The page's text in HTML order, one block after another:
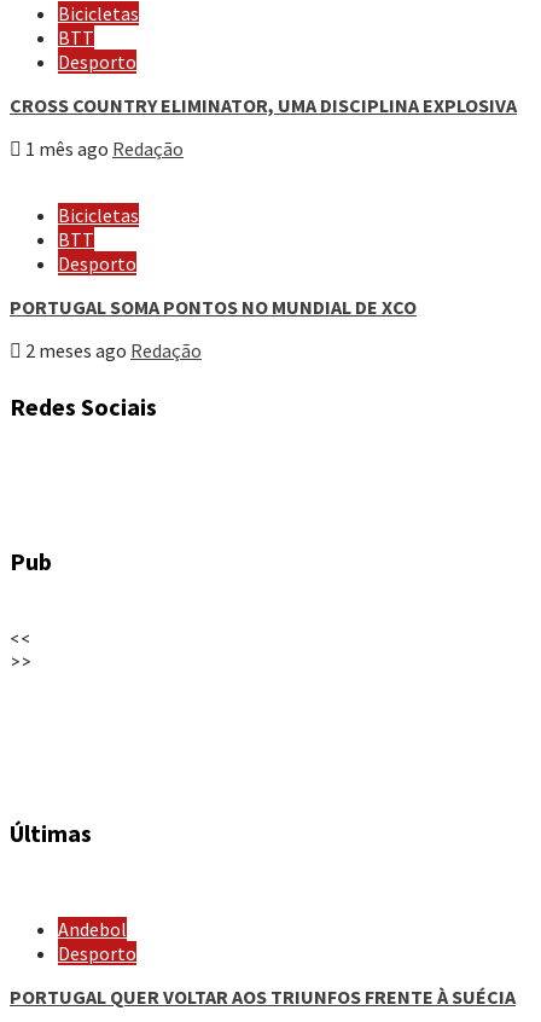
Bicicletas
BTT
Desporto
CROSS COUNTRY ELIMINATOR, UMA DISCIPLINA EXPLOSIVA
1 mês ago Redação
Bicicletas
BTT
Desporto
PORTUGAL SOMA PONTOS NO MUNDIAL DE XCO
2 meses ago Redação
Redes Sociais
Pub
<<
>>
Últimas
Andebol
Desporto
PORTUGAL QUER VOLTAR AOS TRIUNFOS FRENTE À SUÉCIA